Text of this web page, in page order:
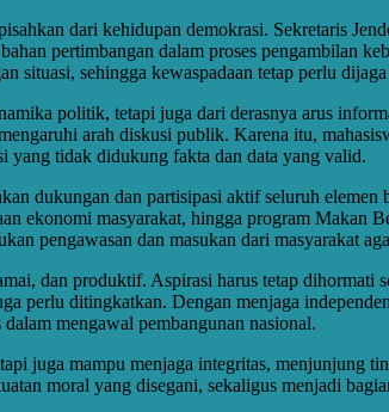
dari kehidupan demokrasi. Sekretaris
pertimbangan dalam proses pengambilan
situasi, sehingga kewaspadaan tetap perlu
politik, tetapi juga dari derasnya arus
arah diskusi publik. Karena itu,
yang tidak didukung fakta dan data yang valid.
dukungan dan partisipasi aktif seluruh elemen
ekonomi masyarakat, hingga program Makan
pengawasan dan masukan dari masyarakat
dan produktif. Aspirasi harus tetap dihormati
perlu ditingkatkan. Dengan menjaga
mengawal pembangunan nasional.
juga mampu menjaga integritas, menjunjung
moral yang disegani, sekaligus menjadi